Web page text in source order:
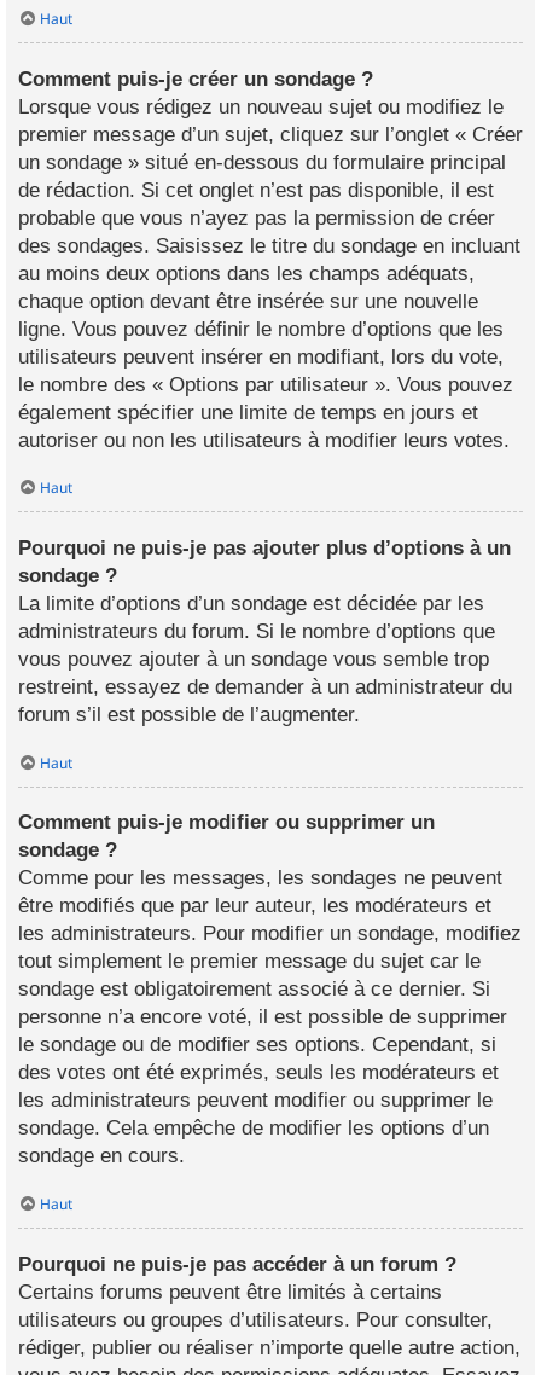
Haut
Comment puis-je créer un sondage ?
Lorsque vous rédigez un nouveau sujet ou modifiez le
premier message d’un sujet, cliquez sur l’onglet « Créer
un sondage » situé en-dessous du formulaire principal
de rédaction. Si cet onglet n’est pas disponible, il est
probable que vous n’ayez pas la permission de créer
des sondages. Saisissez le titre du sondage en incluant
au moins deux options dans les champs adéquats,
chaque option devant être insérée sur une nouvelle
ligne. Vous pouvez définir le nombre d’options que les
utilisateurs peuvent insérer en modifiant, lors du vote,
le nombre des « Options par utilisateur ». Vous pouvez
également spécifier une limite de temps en jours et
autoriser ou non les utilisateurs à modifier leurs votes.
Haut
Pourquoi ne puis-je pas ajouter plus d’options à un
sondage ?
La limite d’options d’un sondage est décidée par les
administrateurs du forum. Si le nombre d’options que
vous pouvez ajouter à un sondage vous semble trop
restreint, essayez de demander à un administrateur du
forum s’il est possible de l’augmenter.
Haut
Comment puis-je modifier ou supprimer un
sondage ?
Comme pour les messages, les sondages ne peuvent
être modifiés que par leur auteur, les modérateurs et
les administrateurs. Pour modifier un sondage, modifiez
tout simplement le premier message du sujet car le
sondage est obligatoirement associé à ce dernier. Si
personne n’a encore voté, il est possible de supprimer
le sondage ou de modifier ses options. Cependant, si
des votes ont été exprimés, seuls les modérateurs et
les administrateurs peuvent modifier ou supprimer le
sondage. Cela empêche de modifier les options d’un
sondage en cours.
Haut
Pourquoi ne puis-je pas accéder à un forum ?
Certains forums peuvent être limités à certains
utilisateurs ou groupes d’utilisateurs. Pour consulter,
rédiger, publier ou réaliser n’importe quelle autre action,